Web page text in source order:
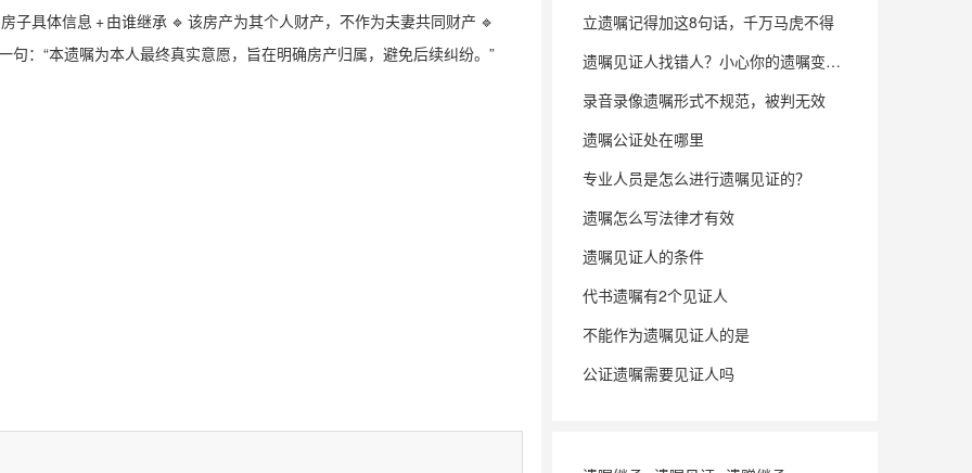
子具体信息 + 由谁继承 🔹 该房产为其个人财产，不作为夫妻共同财产 🔹
：“本遗嘱为本人最终真实意愿，旨在明确房产归属，避免后续纠纷。”
立遗嘱记得加这8句话，千万马虎不得
遗嘱见证人找错人？小心你的遗嘱变废纸
录音录像遗嘱形式不规范，被判无效
遗嘱公证处在哪里
专业人员是怎么进行遗嘱见证的？
遗嘱怎么写法律才有效
遗嘱见证人的条件
代书遗嘱有2个见证人
不能作为遗嘱见证人的是
公证遗嘱需要见证人吗